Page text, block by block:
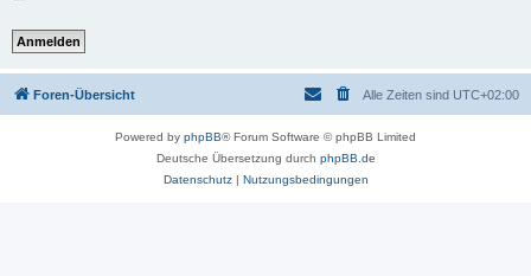
Foren-Übersicht Alle Zeiten sind UTC+02:00
Powered by phpBB® Forum Software © phpBB Limited
Deutsche Übersetzung durch phpBB.de
Datenschutz| Nutzungsbedingungen